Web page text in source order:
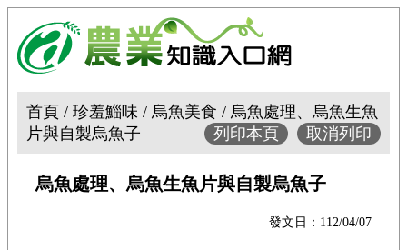
首頁 / 珍羞鯔味 / 烏魚美食 / 烏魚處理、烏魚生魚
片與自製烏魚子
取消列印
列印本頁
烏魚處理、烏魚生魚片與自製烏魚子
發文日：112/04/07